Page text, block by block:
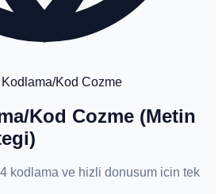
Kod Cozme
Kod Cozme (Metin
kodlama ve hizli donusum icin tek